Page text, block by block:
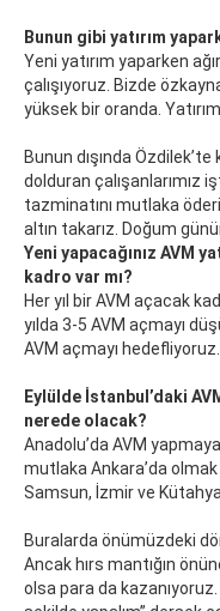
Bunun gibi yatırım
Yeni yatırım yaparken
çalışıyoruz. Bizde
yüksek bir oranda.
Bunun dışında Özdilek’te
dolduran çalışanlarımız
tazminatını mutlaka
altın takarız. Doğum
Yeni yapacağınız AVM
kadro var mı?
Her yıl bir AVM açacak
yılda 3-5 AVM açmayı
AVM açmayı hedefliyoruz.
Eylülde İstanbul’daki
nerede olacak?
Anadolu’da AVM
mutlaka Ankara’da olmak
Samsun, İzmir ve
Buralarda önümüzdeki
Ancak hırs mantığın
olsa para da kazanıyoruz.